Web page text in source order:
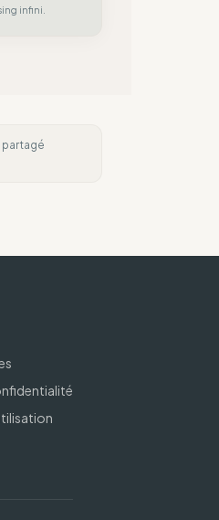
infini.